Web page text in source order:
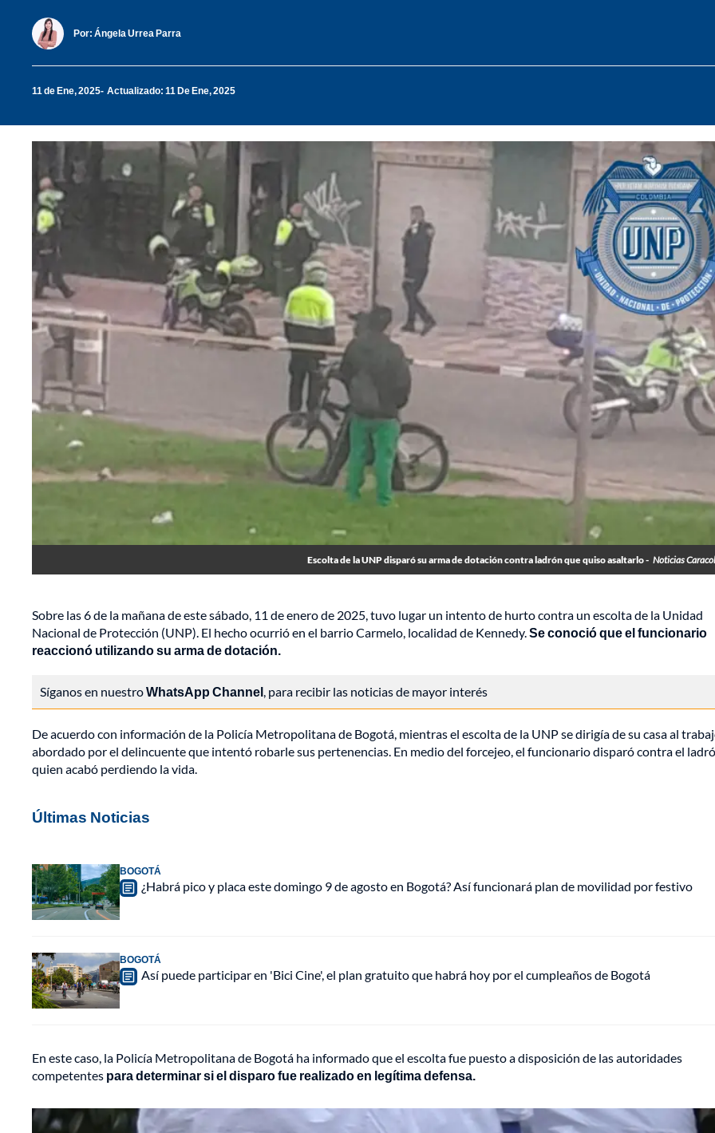
Por: Ángela Urrea Parra
11 de Ene, 2025 Actualizado: 11 De Ene, 2025
Escolta de la UNP disparó su arma de dotación contra ladrón que quiso asaltarlo - Noticias
Sobre las 6 de la mañana de este sábado, 11 de enero de 2025, tuvo lugar un intento de hurto contra un escolta de la Unidad
Nacional de Protección (UNP). El hecho ocurrió en el barrio Carmelo, localidad de Kennedy.Se conoció que el funcionario
reaccionó utilizando su arma de dotación.
Síganos en nuestroWhatsApp Channel, para recibir las noticias de mayor interés
De acuerdo con información de la Policía Metropolitana de Bogotá, mientras el escolta de la UNP se dirigía de su casa al
abordado por el delincuente que intentó robarle sus pertenencias. En medio del forcejeo, el funcionario disparó contra el
quien acabó perdiendo la vida.
Últimas Noticias
BOGOTÁ
¿Habrá pico y placa este domingo 9 de agosto en Bogotá? Así funcionará plan de movilidad por festivo
BOGOTÁ
Así puede participar en 'Bici Cine', el plan gratuito que habrá hoy por el cumpleaños de Bogotá
En este caso, la Policía Metropolitana de Bogotá ha informado que el escolta fue puesto a disposición de las autoridades
competentes para determinar si el disparo fue realizado en legítima defensa.